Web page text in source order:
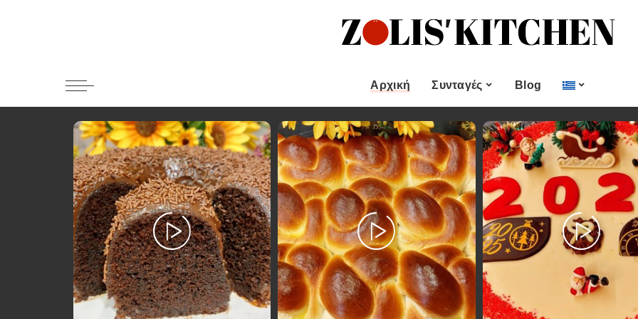
Αρχική Συνταγές
Κατηγορίες
Ορεκτικα & μεζεδες
Ψωμι
Κουλούρια και
Μπισκότα
Γλυκό και Επιδόρπιο
Ποτά και Χυμοί
Ψάρι και Θαλασσινά
Σάλτσες και Αλοιφές
Εποχιακές Συνταγές
Χριστουγεννιάτικες
Συνταγές
Πασχαλινές Συνταγές
Νηστίσιμες Συνταγές
Συνταγές για Αγίου
Βαλεντίνου
Blog
Γλυκό και Επιδόρπιο
Ποτά και Χυμοί
Ψάρι και Θαλασσινά
Σάλτσες και Αλοιφές
Κυρίως πιάτο
Κρέας
Ζυμαρικά
Πίτες και Ζύμες
Σαλάτες
Σνακ
Εποχιακές Συνταγές
Συνταγές για Αγίου
Βαλεντίνου